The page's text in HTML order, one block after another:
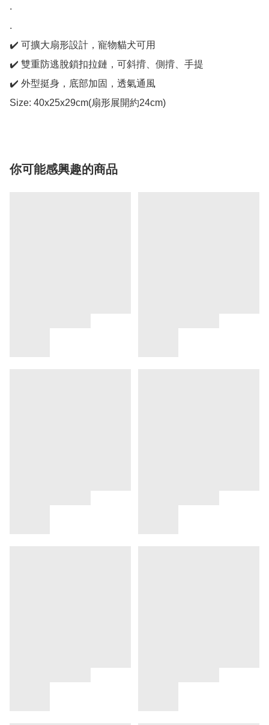
.
.
✔️ 可擴大扇形設計，寵物貓犬可用
✔️ 雙重防逃脫鎖扣拉鏈，可斜揹、側揹、手提
✔️ 外型挺身，底部加固，透氣通風
Size: 40x25x29cm(扇形展開約24cm)
你可能感興趣的商品